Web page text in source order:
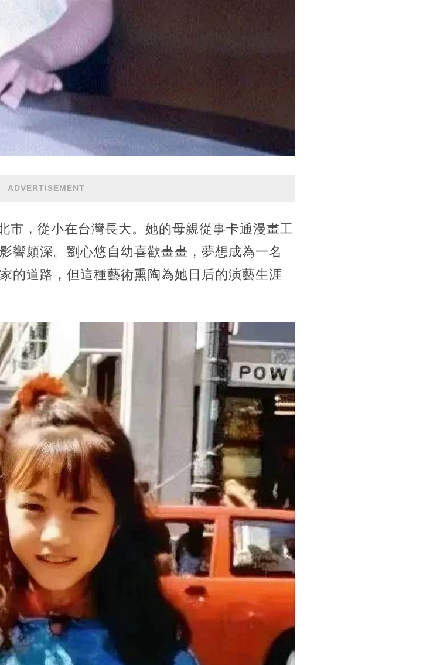
ADVERTISEMENT
市，從小在台灣長大。她的母親從事卡通漫畫工
響頗深。劉心悠自幼喜歡畫畫，夢想成為一名
的道路，但這種藝術熏陶為她日后的演藝生涯